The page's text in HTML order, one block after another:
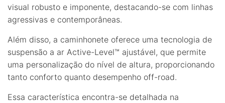
visual robusto e imponente, destacando-se com linhas
agressivas e contemporâneas.
Além disso, a caminhonete oferece uma tecnologia de
suspensão a ar Active-Level™ ajustável, que permite
uma personalização do nível de altura, proporcionando
tanto conforto quanto desempenho off-road.
Essa característica encontra-se detalhada na